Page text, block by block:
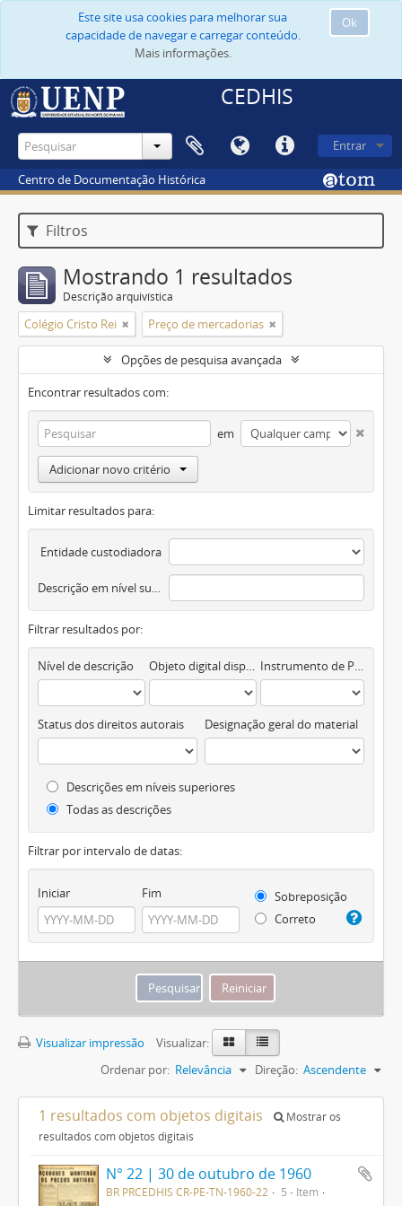
Ok
Este site usa cookies para melhorar sua
capacidade de navegar e carregar conteúdo.
Mais informações.
CEDHIS
Entrar
Centro de Documentação Histórica
Filtros
Mostrando 1 resultados
Descrição arquivística
Colégio Cristo Rei Preço de mercadorias
Opções de pesquisa avançada
Encontrar resultados com:
em
Adicionar novo critério
Limitar resultados para:
Entidade custodiadora
Descrição em nível superior
Filtrar resultados por:
Nível de descrição Objeto digital disponível Instrumento de Pesquisa
Status dos direitos autorais Designação geral do material
Descrições em níveis superiores
Todas as descrições
Filtrar por intervalo de datas:
Iniciar Fim
Sobreposição
Correto
Visualizar impressão
Visualizar:
Ordenar por: Relevância Direção: Ascendente
1 resultados com objetos digitais
Mostrar os
resultados com objetos digitais
N° 22 | 30 de outubro de 1960
BR PRCEDHIS CR-PE-TN-1960-22
5 - Item